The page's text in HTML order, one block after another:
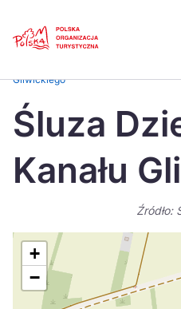
Polski
Česká
Dansk
Italiano
Nederlands
Português
Gliwickiego
Śluza
Kanału
Źródło:
+
−